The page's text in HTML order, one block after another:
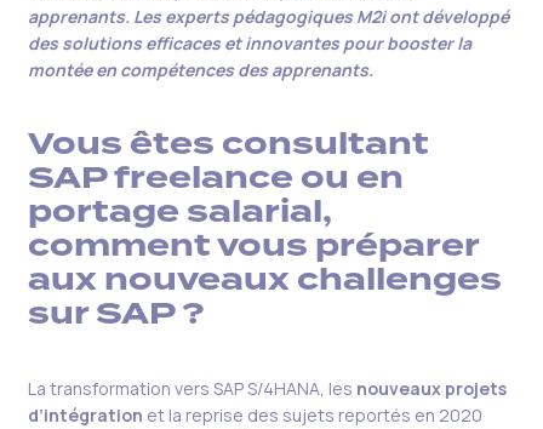
apprenants. Les experts pédagogiques M2i ont développé
des solutions efficaces et innovantes pour booster la
montée en compétences des apprenants.
Vous êtes consultant
SAP freelance ou en
portage salarial,
comment vous préparer
aux nouveaux challenges
sur SAP ?
La transformation vers SAP S/4HANA, les nouveaux projets
d’intégration et la reprise des sujets reportés en 2020